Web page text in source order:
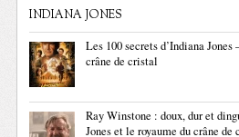
INDIANA JONES
Les 100 secrets d’Indiana
crâne de cristal
Ray Winstone : doux, dur et
Jones et le royaume du crâne de